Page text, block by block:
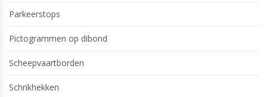
Parkeerstops
Pictogrammen op dibond
Scheepvaartborden
Schrikhekken